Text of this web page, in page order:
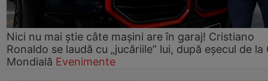
Nici nu mai știe câte mașini are în garaj! Cristiano
Ronaldo se laudă cu „jucăriile” lui, după eșecul de la
Mondială Evenimente